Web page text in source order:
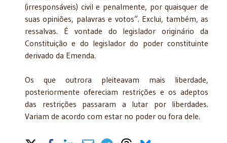
(irresponsáveis) civil e penalmente, por quaisquer de
suas opiniões, palavras e votos”. Exclui, também, as
ressalvas. É vontade do legislador originário da
Constituição e do legislador do poder constituinte
derivado da Emenda.
Os que outrora pleiteavam mais liberdade,
posteriormente ofereciam restrições e os adeptos
das restrições passaram a lutar por liberdades.
Variam de acordo com estar no poder ou fora dele.